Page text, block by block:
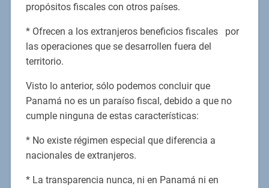
propósitos fiscales con otros países.
* Ofrecen a los extranjeros beneficios fiscales por
las operaciones que se desarrollen fuera del
territorio.
Visto lo anterior, sólo podemos concluir que
Panamá no es un paraíso fiscal, debido a que no
cumple ninguna de estas características:
* No existe régimen especial que diferencia a
nacionales de extranjeros.
* La transparencia nunca, ni en Panamá ni en